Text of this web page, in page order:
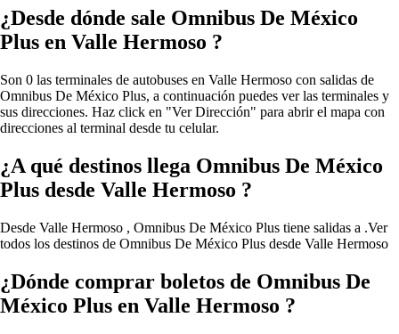
¿Desde dónde sale Omnibus De México
Plus en Valle Hermoso ?
Son 0 las terminales de autobuses en Valle Hermoso con salidas de
Omnibus De México Plus, a continuación puedes ver las terminales y
sus direcciones. Haz click en "Ver Dirección" para abrir el mapa con
direcciones al terminal desde tu celular.
¿A qué destinos llega Omnibus De México
Plus desde Valle Hermoso ?
Desde Valle Hermoso , Omnibus De México Plus tiene salidas a .Ver
todos los destinos de Omnibus De México Plus desde Valle Hermoso
¿Dónde comprar boletos de Omnibus De
México Plus en Valle Hermoso ?